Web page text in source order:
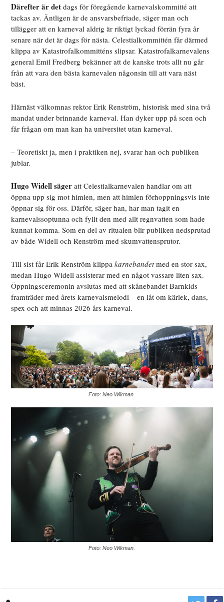
Därefter är det dags för föregående karnevalskommitté att
tackas av. Äntligen är de ansvarsbefriade, säger man och
tillägger att en karneval aldrig är riktigt lyckad förrän fyra år
senare när det är dags för nästa. Celestialkommittén får därmed
klippa av Katastrofalkommitténs slipsar. Katastrofalkarnevalens
general Emil Fredberg bekänner att de kanske trots allt nu går
från att vara den bästa karnevalen någonsin till att vara näst
bäst.
Härnäst välkomnas rektor Erik Renström, historisk med sina två
mandat under brinnande karneval. Han dyker upp på scen och
får frågan om man kan ha universitet utan karneval.
– Teoretiskt ja, men i praktiken nej, svarar han och publiken
jublar.
Hugo Widell säger att Celestialkarnevalen handlar om att
öppna upp sig mot himlen, men att himlen förhoppningsvis inte
öppnar sig för oss. Därför, säger han, har man tagit en
karnevalssoptunna och fyllt den med allt regnvatten som hade
kunnat komma. Som en del av ritualen blir publiken nedsprutad
av både Widell och Renström med skumvattensprutor.
Till sist får Erik Renström klippakarnebandetmed en stor sax,
medan Hugo Widell assisterar med en något vassare liten sax.
Öppningsceremonin avslutas med att skånebandet Barnkids
framträder med årets karnevalsmelodi – en låt om kärlek, dans,
spex och att minnas 2026 års karneval.
Foto: Neo Wikman.
Foto: Neo Wikman.